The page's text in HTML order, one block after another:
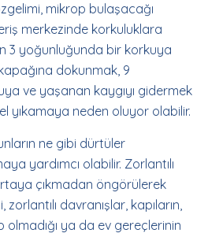
mikrop bulaşacağı
merkezinde korkuluklara
3 yoğunluğunda bir korkuya
dokunmak, 9
ve yaşanan kaygıyı gidermek
yıkamaya neden oluyor olabilir.
ne gibi dürtüler
yardımcı olabilir. Zorlantılı
çıkmadan öngörülerek
davranışlar, kapıların,
olmadığı ya da ev gereçlerinin